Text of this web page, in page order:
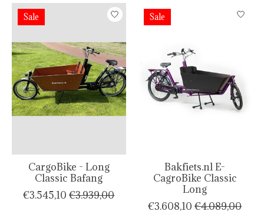
Sale
CargoBike - Long
Classic Bafang
€3.545,10 €3.939,00
Sale
Bakfiets.nl E-
CagroBike Classic
Long
€3.608,10 €4.089,00